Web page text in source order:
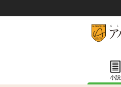
小説